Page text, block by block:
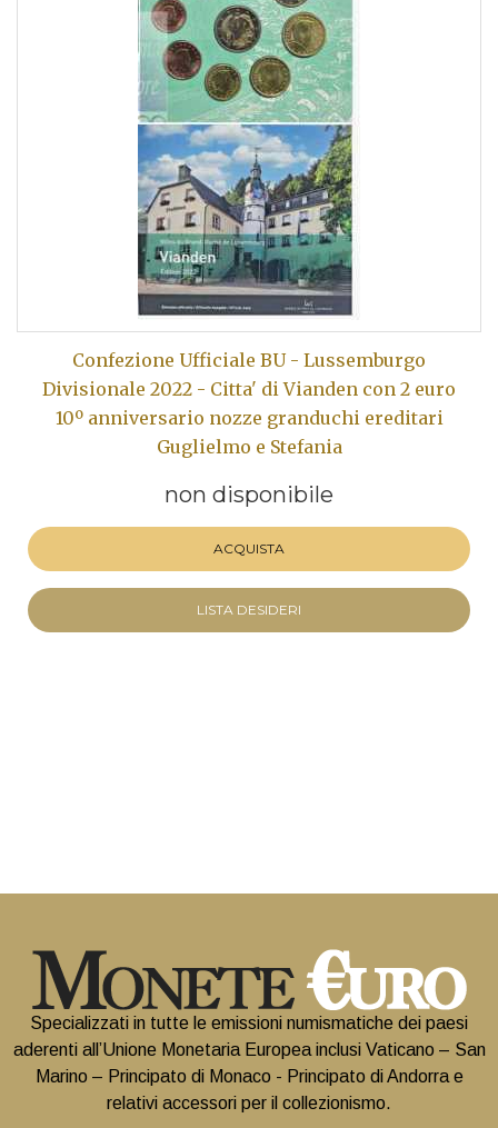
Confezione Ufficiale BU - Lussemburgo
Divisionale 2022 - Citta' di Vianden con 2 euro
10º anniversario nozze granduchi ereditari
Guglielmo e Stefania
non disponibile
ACQUISTA
LISTA DESIDERI
Specializzati in tutte le emissioni numismatiche dei paesi
aderenti all’Unione Monetaria Europea inclusi Vaticano – San
Marino – Principato di Monaco - Principato di Andorra e
relativi accessori per il collezionismo.